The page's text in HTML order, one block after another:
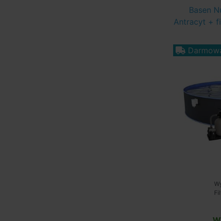
Basen
Antracyt +